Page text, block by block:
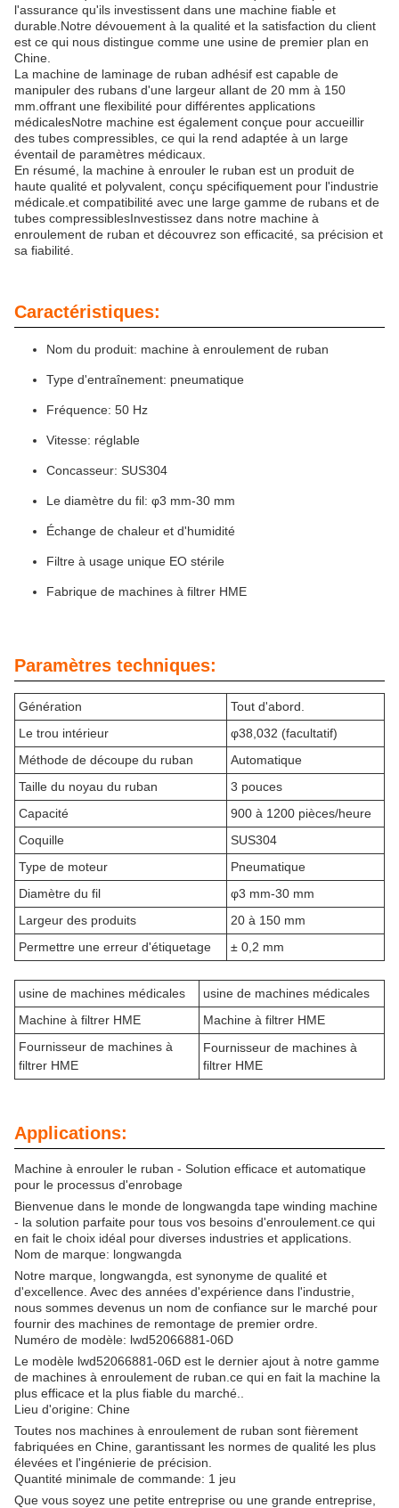
l'assurance qu'ils investissent dans une machine fiable et
durable.Notre dévouement à la qualité et la satisfaction du client
est ce qui nous distingue comme une usine de premier plan en
Chine.
La machine de laminage de ruban adhésif est capable de
manipuler des rubans d'une largeur allant de 20 mm à 150
mm.offrant une flexibilité pour différentes applications
médicalesNotre machine est également conçue pour accueillir
des tubes compressibles, ce qui la rend adaptée à un large
éventail de paramètres médicaux.
En résumé, la machine à enrouler le ruban est un produit de
haute qualité et polyvalent, conçu spécifiquement pour l'industrie
médicale.et compatibilité avec une large gamme de rubans et de
tubes compressiblesInvestissez dans notre machine à
enroulement de ruban et découvrez son efficacité, sa précision et
sa fiabilité.
Caractéristiques:
Nom du produit: machine à enroulement de ruban
Type d'entraînement: pneumatique
Fréquence: 50 Hz
Vitesse: réglable
Concasseur: SUS304
Le diamètre du fil: φ3 mm-30 mm
Échange de chaleur et d'humidité
Filtre à usage unique EO stérile
Fabrique de machines à filtrer HME
Paramètres techniques:
Génération
Tout d'abord.
Le trou intérieur
φ38,032 (facultatif)
Méthode de découpe du ruban
Automatique
Taille du noyau du ruban
3 pouces
Capacité
900 à 1200 pièces/heure
Coquille
SUS304
Type de moteur
Pneumatique
Diamètre du fil
φ3 mm-30 mm
Largeur des produits
20 à 150 mm
Permettre une erreur d'étiquetage
± 0,2 mm
usine de machines médicales
usine de machines médicales
Machine à filtrer HME
Machine à filtrer HME
Fournisseur de machines à
filtrer HME
Fournisseur de machines à
filtrer HME
Applications:
Machine à enrouler le ruban - Solution efficace et automatique
pour le processus d'enrobage
Bienvenue dans le monde de longwangda tape winding machine
- la solution parfaite pour tous vos besoins d'enroulement.ce qui
en fait le choix idéal pour diverses industries et applications.
Nom de marque: longwangda
Notre marque, longwangda, est synonyme de qualité et
d'excellence. Avec des années d'expérience dans l'industrie,
nous sommes devenus un nom de confiance sur le marché pour
fournir des machines de remontage de premier ordre.
Numéro de modèle: lwd52066881-06D
Le modèle lwd52066881-06D est le dernier ajout à notre gamme
de machines à enroulement de ruban.ce qui en fait la machine la
plus efficace et la plus fiable du marché..
Lieu d'origine: Chine
Toutes nos machines à enroulement de ruban sont fièrement
fabriquées en Chine, garantissant les normes de qualité les plus
élevées et l'ingénierie de précision.
Quantité minimale de commande: 1 jeu
Que vous soyez une petite entreprise ou une grande entreprise,